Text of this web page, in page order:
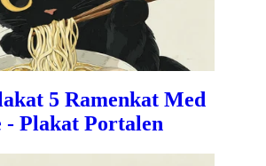
5 Ramenkat Med
- Plakat Portalen